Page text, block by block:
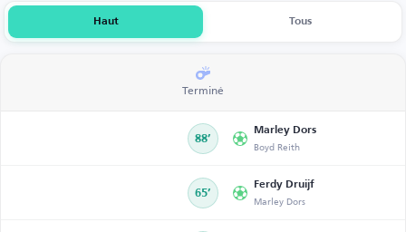
Haut Tous
Terminé
88’
Marley Dors
Boyd Reith
65’
Ferdy Druijf
Marley Dors